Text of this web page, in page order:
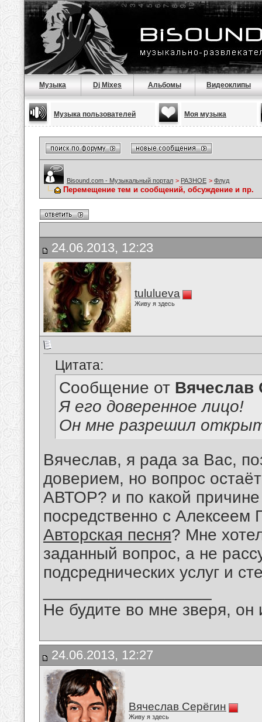
Музыка Dj Mixes Альбомы Видеоклипы
Музыка пользователей Моя музыка
Bisound.com - Музыкальный портал > РАЗНОЕ > Флуд
Перемещение тем и сообщений, обсуждение и пр.
24.06.2013, 12:23
tululueva
Живу я здесь
Цитата:
Сообщение от Вячеслав
Я его доверенное лицо!
Он мне разрешил
Вячеслав, я рада за Вас,
доверием, но вопрос
АВТОР? и по какой
посредственно с Алексеем
Авторская песня? Мне
заданный вопрос, а не
подсреднических услуг и
Не будите во мне зверя, он
24.06.2013, 12:27
Вячеслав Серёгин
Живу я здесь